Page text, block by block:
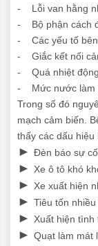
- Lỗi van hằng
- Bộ phận cách
- Các yếu tố bên
- Giắc kết nối
- Quá nhiệt
- Mức nước làm
Trong số đó
mạch cảm biến.
thấy các dấu hiệu
► Đèn báo sự
► Xe ô tô khó
► Xe xuất hiện
► Tiêu tốn
► Xuất hiện tình
► Quạt làm mát